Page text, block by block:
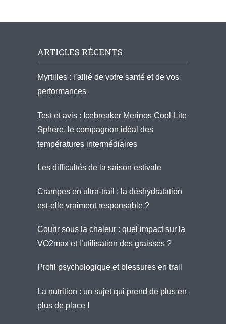
ARTICLES RÉCENTS
Myrtilles : l’allié de votre santé et de vos
performances
Test et avis : Icebreaker Merinos Cool-Lite
Sphère, le compagnon idéal des
températures intermédiaires
Les difficultés de la saison estivale
Crampes en ultra-trail : la déshydratation
est-elle vraiment responsable ?
Courir sous la chaleur : quel impact sur la
VO2max et l’utilisation des graisses ?
Profil psychologique et blessures en trail
La nutrition : un sujet qui prend de plus en
plus de place !